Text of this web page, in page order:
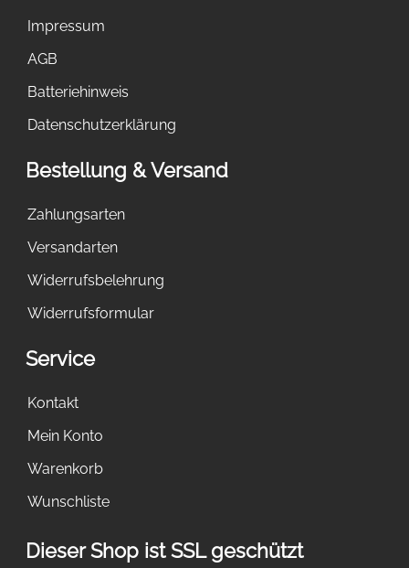
Impressum
AGB
Batteriehinweis
Datenschutzerklärung
Bestellung & Versand
Zahlungsarten
Versandarten
Widerrufsbelehrung
Widerrufsformular
Service
Kontakt
Mein Konto
Warenkorb
Wunschliste
Dieser Shop ist SSL geschützt